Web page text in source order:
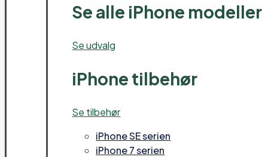
Se alle iPhone modeller
Se udvalg
iPhone tilbehør
Se tilbehør
iPhone SE serien
iPhone 7 serien